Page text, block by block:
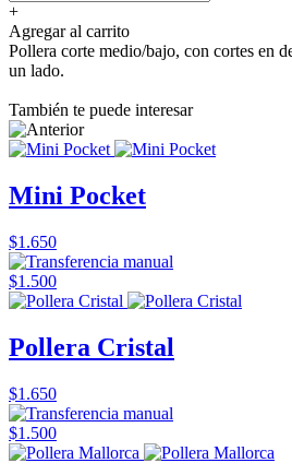
+
Agregar al carrito
Pollera corte medio/bajo, con cortes en
un lado.
También te puede interesar
Mini Pocket
$1.650
$1.500
Pollera Cristal
$1.650
$1.500